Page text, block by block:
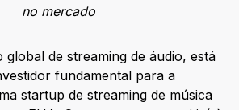
no mercado
global de streaming de áudio, está
fundamental para a
startup de streaming de música